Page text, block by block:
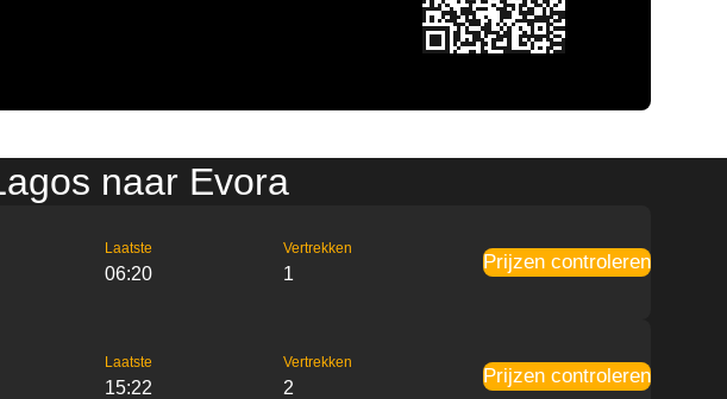
naar Evora
Laatste
06:20
Vertrekken
1
Prijzen controleren
Laatste
15:22
Vertrekken
2
Prijzen controleren